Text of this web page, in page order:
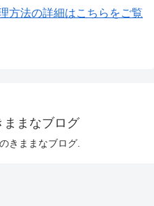
方法の詳細はこちらをご覧
ままなブログ
きままなブログ.